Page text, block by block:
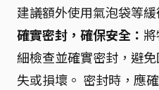
建議額外使用氣泡袋等緩
確實密封，確保安全：
細檢查並確實密封，避
失或損壞。 密封時，應